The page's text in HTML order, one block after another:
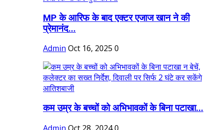
MP के आरिफ के बाद एक्टर एजाज खान ने की
प्रेमानंद...
Admin Oct 16, 2025 0
कम उम्र के बच्चों को अभिभावकों के बिना पटाखा...